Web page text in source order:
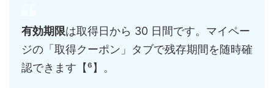
有効期限は取得日から 30 日間です。マイペー
ジの「取得クーポン」タブで残存期間を随時確
認できます【⁶】。